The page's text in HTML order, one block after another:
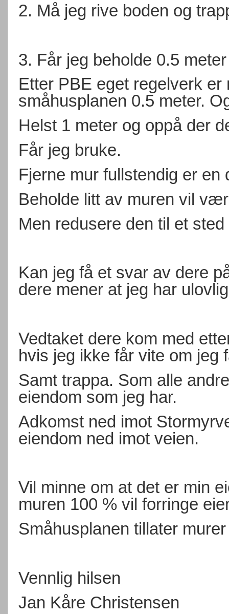
2. Må jeg rive boden og
3. Får jeg beholde 0.5
Etter PBE eget regelverk
småhusplanen 0.5 meter.
Helst 1 meter og oppå der
Får jeg bruke.
Fjerne mur fullstendig er en
Beholde litt av muren vil
Men redusere den til et
Kan jeg få et svar av dere
dere mener at jeg har
Vedtaket dere kom med
hvis jeg ikke får vite om jeg
Samt trappa. Som alle
eiendom som jeg har.
Adkomst ned imot
eiendom ned imot veien.
Vil minne om at det er min
muren 100 % vil forringe
Småhusplanen tillater
Vennlig hilsen
Jan Kåre Christensen